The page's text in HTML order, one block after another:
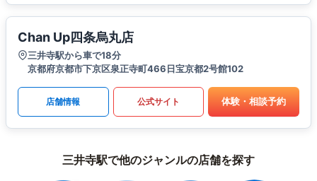
Chan Up四条烏丸店
三井寺駅から車で18分
京都府京都市下京区泉正寺町466日宝京都2号館102
店舗情報 公式サイト 体験・相談予約
三井寺駅で他のジャンルの店舗を探す